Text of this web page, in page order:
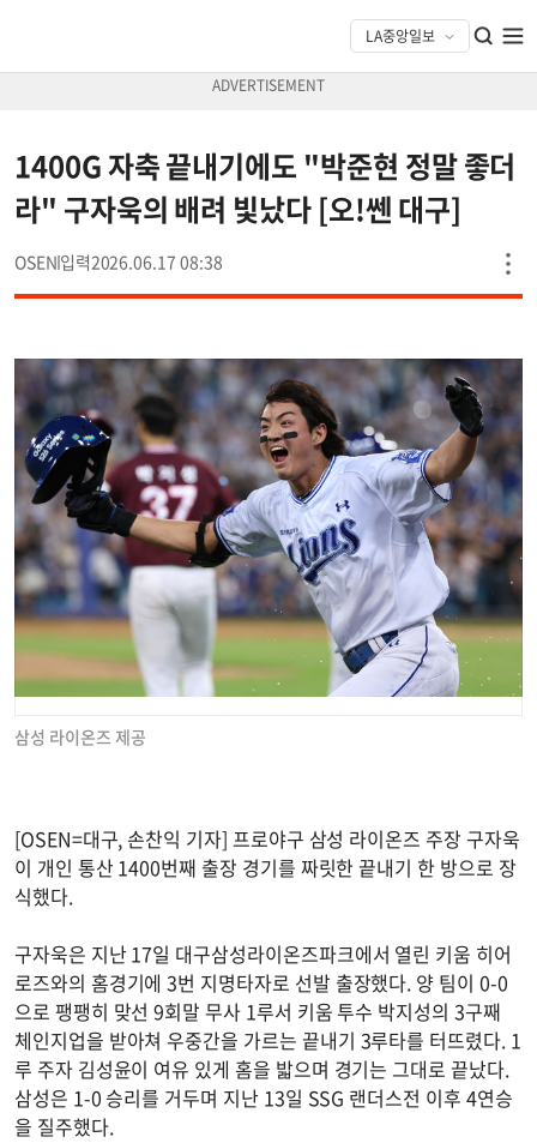
1400G 자축 끝내기에도 "박준현 정말 좋더
라" 구자욱의 배려 빛났다 [오!쎈 대구]
OSEN 2026.06.17 08:38
삼성 라이온즈 제공
[OSEN=대구, 손찬익 기자] 프로야구 삼성 라이온즈 주장 구자욱
이 개인 통산 1400번째 출장 경기를 짜릿한 끝내기 한 방으로 장
식했다.
구자욱은 지난 17일 대구삼성라이온즈파크에서 열린 키움 히어
로즈와의 홈경기에 3번 지명타자로 선발 출장했다. 양 팀이 0-0
으로 팽팽히 맞선 9회말 무사 1루서 키움 투수 박지성의 3구째
체인지업을 받아쳐 우중간을 가르는 끝내기 3루타를 터뜨렸다. 1
루 주자 김성윤이 여유 있게 홈을 밟으며 경기는 그대로 끝났다.
삼성은 1-0 승리를 거두며 지난 13일 SSG 랜더스전 이후 4연승
을 질주했다.